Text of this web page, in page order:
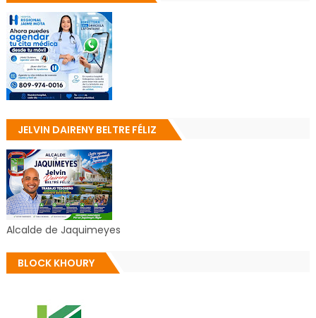
JELVIN DAIRENY BELTRE FÉLIZ
Alcalde de Jaquimeyes
BLOCK KHOURY